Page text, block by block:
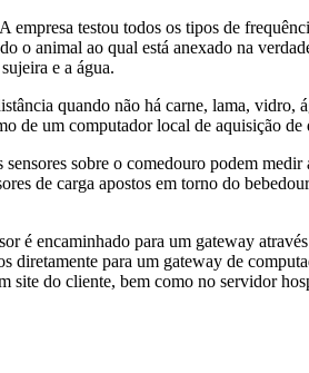
testou todos os tipos de
o animal ao qual está anexado na
e a água.
quando não há carne, lama, vidro,
de um computador local de aquisição de
sobre o comedouro podem medir
de carga apostos em torno do
é encaminhado para um gateway
para um gateway de
site do cliente, bem como no servidor